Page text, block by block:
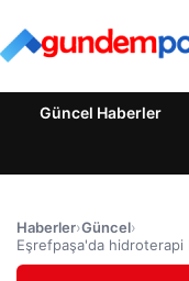
Güncel Haberler
Haberler›Güncel›
Eşrefpaşa'da hidroterapi